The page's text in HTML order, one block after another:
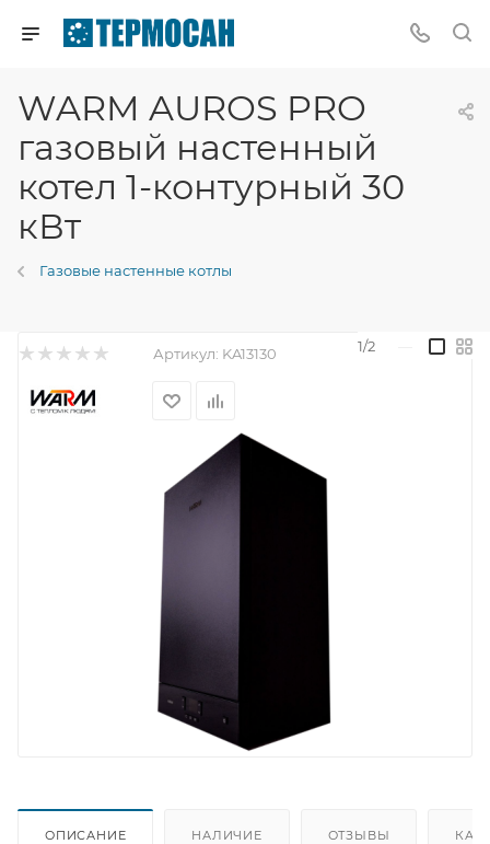
WARM AUROS PRO
газовый настенный
котел 1-контурный 30
кВт
Газовые настенные котлы
Артикул: KA13130
ОПИСАНИЕ НАЛИЧИЕ ОТЗЫВЫ КАК
1/2